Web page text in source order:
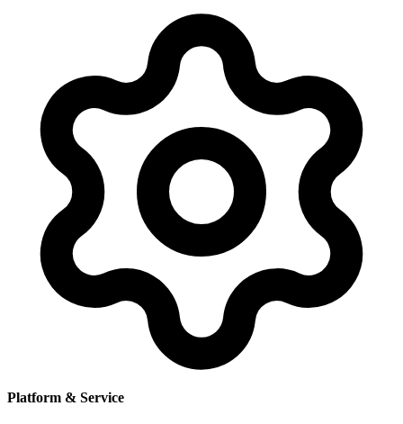
Platform & Service